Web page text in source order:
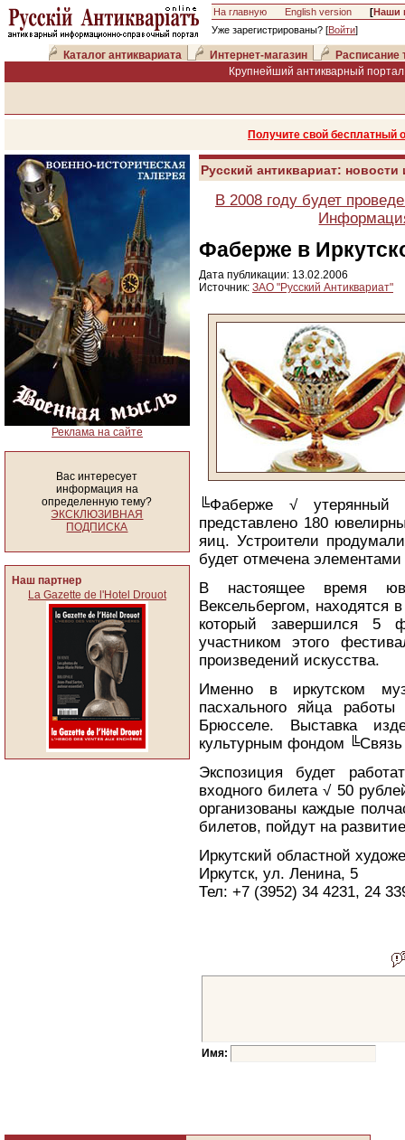
На главную English version [Наши
Уже зарегистрированы? [Войти]
Каталог антиквариата Интернет-магазин
Расписание
Крупнейший антикварный
Получите свой
Реклама на сайте
Вас интересует
информация на
определенную тему?
ЭКСКЛЮЗИВНАЯ
ПОДПИСКА
Наш партнер
La Gazette de l'Hotel Drouot
Русский антиквариат:
В 2008 году будет
Фаберже в
Дата публикации: 13.02.2006
Источник: ЗАО "Русский Антиквариат"
╚Фаберже √ утерянный
представлено 180
яиц. Устроители
будет отмечена
В настоящее время
Вексельбергом,
который завершился 5
участником этого
произведений искусства.
Именно в иркутском
пасхального яйца
Брюсселе. Выставка
культурным фондом
Экспозиция будет
входного билета √ 50
организованы каждые
билетов, пойдут на
Иркутский областной
Иркутск, ул. Ленина, 5
Тел: +7 (3952) 34 4231, 24
Имя: